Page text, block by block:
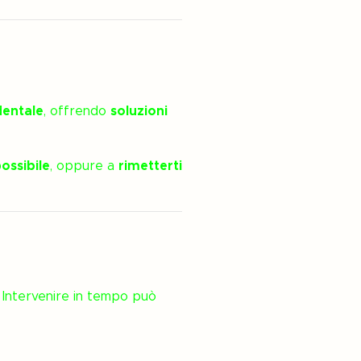
, offrendo soluzioni
, oppure a rimetterti
in tempo può